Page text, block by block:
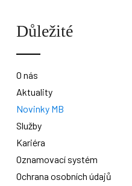
Důležité
O nás
Aktuality
Novinky MB
Služby
Kariéra
Oznamovací systém
Ochrana osobních údajů